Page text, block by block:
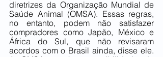
diretrizes da Organização Mundial de
Saúde Animal (OMSA). Essas regras,
no entanto, podem não satisfazer
compradores como Japão, México e
África do Sul, que não revisaram
acordos com o Brasil ainda, disse ele.